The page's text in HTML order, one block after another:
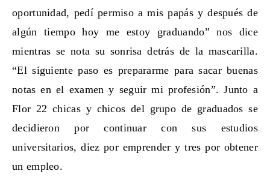
oportunidad, pedí permiso a mis papás y después de
algún tiempo hoy me estoy graduando” nos dice
mientras se nota su sonrisa detrás de la mascarilla.
“El siguiente paso es prepararme para sacar buenas
notas en el examen y seguir mi profesión”. Junto a
Flor 22 chicas y chicos del grupo de graduados se
decidieron por continuar con sus estudios
universitarios, diez por emprender y tres por obtener
un empleo.